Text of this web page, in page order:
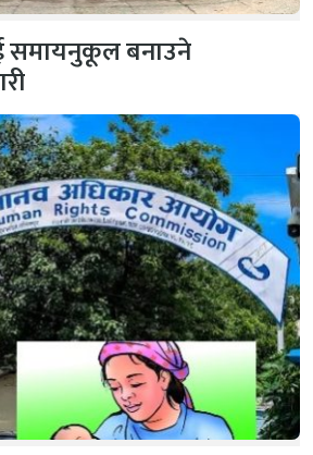
समायनुकूल बनाउने